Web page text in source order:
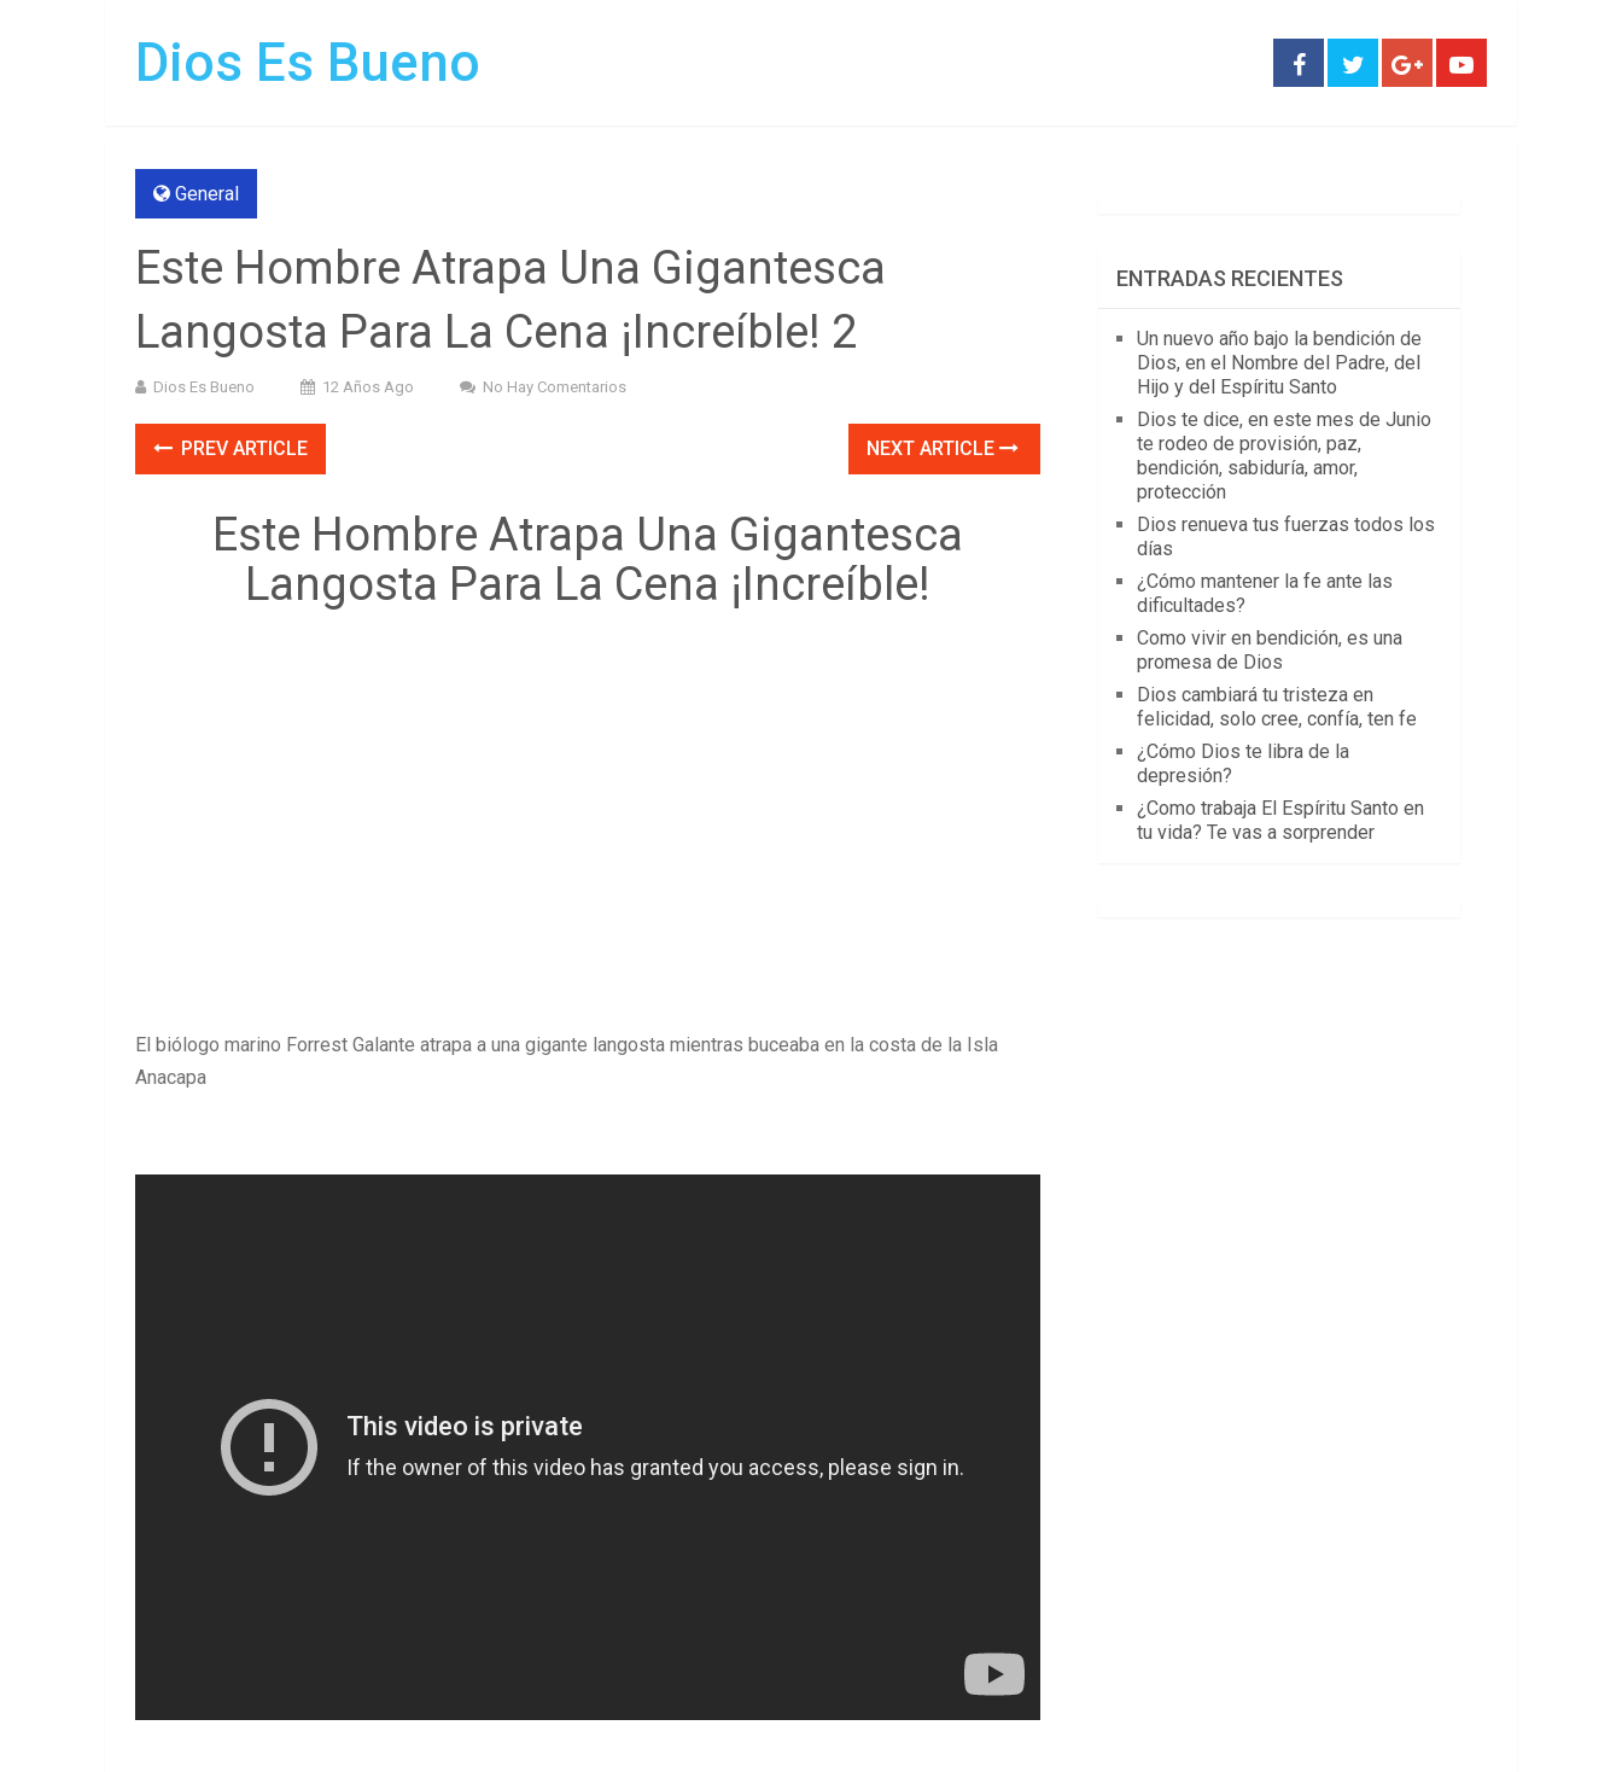
Dios Es Bueno
General
Este Hombre Atrapa Una Gigantesca
Langosta Para La Cena ¡Increíble! 2
Dios Es Bueno 12 Años Ago No Hay Comentarios
PREV ARTICLE NEXT ARTICLE
Este Hombre Atrapa Una Gigantesca
Langosta Para La Cena ¡Increíble!
El biólogo marino Forrest Galante atrapa a una gigante langosta mientras buceaba en la costa de la Isla
Anacapa
ENTRADAS RECIENTES
Un nuevo año bajo la bendición de
Dios, en el Nombre del Padre, del
Hijo y del Espíritu Santo
Dios te dice, en este mes de Junio
te rodeo de provisión, paz,
bendición, sabiduría, amor,
protección
Dios renueva tus fuerzas todos los
días
¿Cómo mantener la fe ante las
dificultades?
Como vivir en bendición, es una
promesa de Dios
Dios cambiará tu tristeza en
felicidad, solo cree, confía, ten fe
¿Cómo Dios te libra de la
depresión?
¿Como trabaja El Espíritu Santo en
tu vida? Te vas a sorprender